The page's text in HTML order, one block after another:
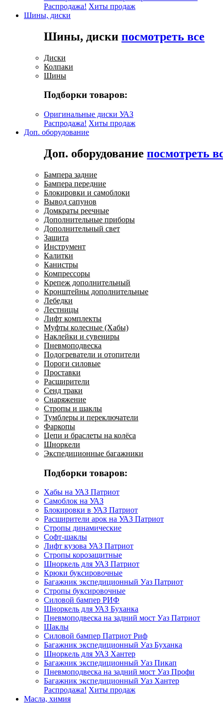
Распродажа! Хиты продаж
Шины, диски
Шины, диски посмотреть все
Диски
Колпаки
Шины
Подборки товаров:
Оригинальные диски УАЗ
Распродажа! Хиты продаж
Доп. оборудование
Доп. оборудование посмотреть
Бампера задние
Бампера передние
Блокировки и самоблоки
Вывод сапунов
Домкраты реечные
Дополнительные приборы
Дополнительный свет
Защита
Инструмент
Калитки
Канистры
Компрессоры
Крепеж дополнительный
Кронштейны дополнительные
Лебедки
Лестницы
Лифт комплекты
Муфты колесные (Хабы)
Наклейки и сувениры
Пневмоподвеска
Подогреватели и отопители
Пороги силовые
Проставки
Расширители
Сенд траки
Снаряжение
Стропы и шаклы
Тумблеры и переключатели
Фаркопы
Цепи и браслеты на колёса
Шноркели
Экспедиционные багажники
Подборки товаров:
Хабы на УАЗ Патриот
Самоблок на УАЗ
Блокировки в УАЗ Патриот
Расширители арок на УАЗ Патриот
Стропы динамические
Софт-шаклы
Лифт кузова УАЗ Патриот
Стропы корозащитные
Шноркель для УАЗ Патриот
Крюки буксировочные
Багажник экспедиционный Уаз Патриот
Стропы буксировочные
Силовой бампер РИФ
Шноркель для УАЗ Буханка
Пневмоподвеска на задний мост Уаз Патриот
Шаклы
Силовой бампер Патриот Риф
Багажник экспедиционный Уаз Буханка
Шноркель для УАЗ Хантер
Багажник экспедиционный Уаз Пикап
Пневмоподвеска на задний мост Уаз Профи
Багажник экспедиционный Уаз Хантер
Распродажа! Хиты продаж
Масла, химия